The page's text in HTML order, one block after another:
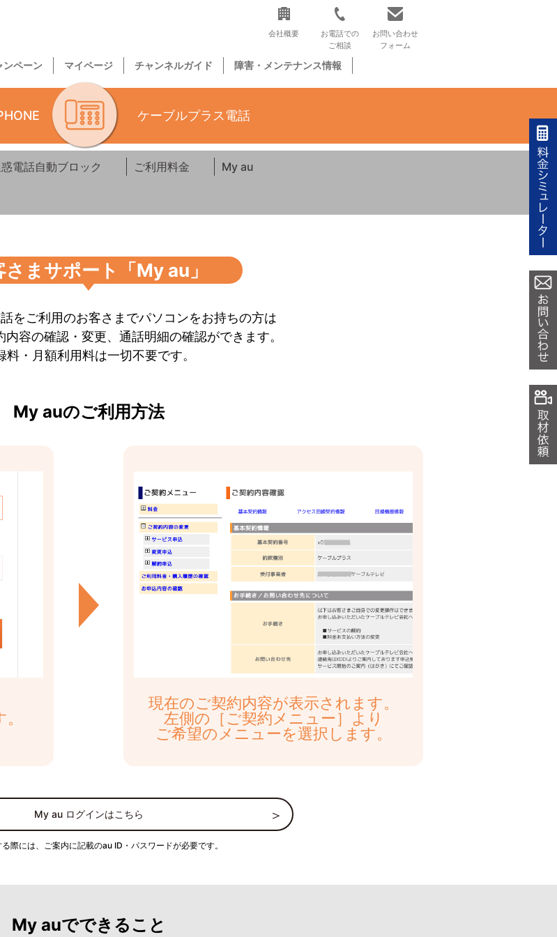
会社概要
お電話での
ご相談
お問い合わせ
フォーム
ンペーン マイページ チャンネルガイド 障害・メンテナンス情報
ケーブルプラス電話
電話自動ブロック ご利用料金 My au
さまサポート「My au」
をご利用のお客さまでパソコンをお持ちの方は
内容の確認・変更、通話明細の確認ができます。
料・月額利用料は一切不要です。
My auのご利用方法
現在のご契約内容が表示されます。
左側の［ご契約メニュー］より
ご希望のメニューを選択します。
My au ログインはこちら
際には、ご案内に記載のau ID・パスワードが必要です。
My auでできること